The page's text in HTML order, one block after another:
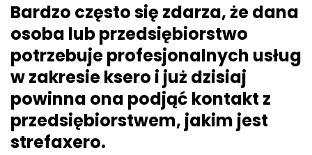
Bardzo często się zdarza, że dana
osoba lub przedsiębiorstwo
potrzebuje profesjonalnych usług
w zakresie ksero i już dzisiaj
powinna ona podjąć kontakt z
przedsiębiorstwem, jakim jest
strefaxero.